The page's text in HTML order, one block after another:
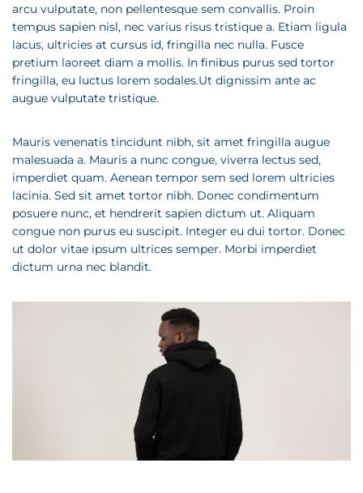
arcu vulputate, non pellentesque sem convallis. Proin
tempus sapien nisl, nec varius risus tristique a. Etiam ligula
lacus, ultricies at cursus id, fringilla nec nulla. Fusce
pretium laoreet diam a mollis. In finibus purus sed tortor
fringilla, eu luctus lorem sodales.Ut dignissim ante ac
augue vulputate tristique.
Mauris venenatis tincidunt nibh, sit amet fringilla augue
malesuada a. Mauris a nunc congue, viverra lectus sed,
imperdiet quam. Aenean tempor sem sed lorem ultricies
lacinia. Sed sit amet tortor nibh. Donec condimentum
posuere nunc, et hendrerit sapien dictum ut. Aliquam
congue non purus eu suscipit. Integer eu dui tortor. Donec
ut dolor vitae ipsum ultrices semper. Morbi imperdiet
dictum urna nec blandit.